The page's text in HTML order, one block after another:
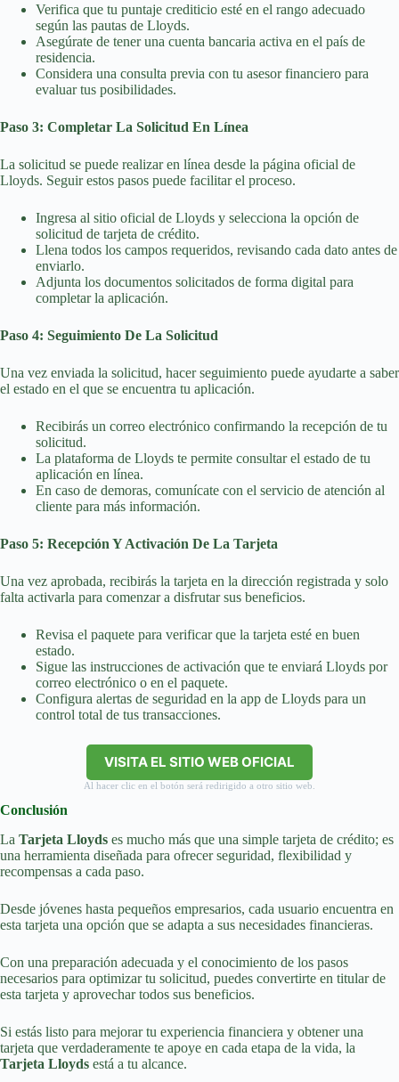
Verifica que tu puntaje crediticio esté en el rango adecuado
según las pautas de Lloyds.
Asegúrate de tener una cuenta bancaria activa en el país de
residencia.
Considera una consulta previa con tu asesor financiero para
evaluar tus posibilidades.
Paso 3: Completar La Solicitud En Línea
La solicitud se puede realizar en línea desde la página oficial de
Lloyds. Seguir estos pasos puede facilitar el proceso.
Ingresa al sitio oficial de Lloyds y selecciona la opción de
solicitud de tarjeta de crédito.
Llena todos los campos requeridos, revisando cada dato antes de
enviarlo.
Adjunta los documentos solicitados de forma digital para
completar la aplicación.
Paso 4: Seguimiento De La Solicitud
Una vez enviada la solicitud, hacer seguimiento puede ayudarte a saber
el estado en el que se encuentra tu aplicación.
Recibirás un correo electrónico confirmando la recepción de tu
solicitud.
La plataforma de Lloyds te permite consultar el estado de tu
aplicación en línea.
En caso de demoras, comunícate con el servicio de atención al
cliente para más información.
Paso 5: Recepción Y Activación De La Tarjeta
Una vez aprobada, recibirás la tarjeta en la dirección registrada y solo
falta activarla para comenzar a disfrutar sus beneficios.
Revisa el paquete para verificar que la tarjeta esté en buen
estado.
Sigue las instrucciones de activación que te enviará Lloyds por
correo electrónico o en el paquete.
Configura alertas de seguridad en la app de Lloyds para un
control total de tus transacciones.
VISITA EL SITIO WEB OFICIAL
Al hacer clic en el botón será redirigido a otro sitio web.
Conclusión
La Tarjeta Lloyds es mucho más que una simple tarjeta de crédito; es
una herramienta diseñada para ofrecer seguridad, flexibilidad y
recompensas a cada paso.
Desde jóvenes hasta pequeños empresarios, cada usuario encuentra en
esta tarjeta una opción que se adapta a sus necesidades financieras.
Con una preparación adecuada y el conocimiento de los pasos
necesarios para optimizar tu solicitud, puedes convertirte en titular de
esta tarjeta y aprovechar todos sus beneficios.
Si estás listo para mejorar tu experiencia financiera y obtener una
tarjeta que verdaderamente te apoye en cada etapa de la vida, la
Tarjeta Lloyds está a tu alcance.